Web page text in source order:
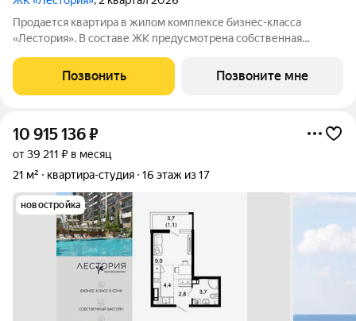
Продается квартира в жилом комплексе бизнес-класса
«Лестория». В составе ЖК предусмотрена собственная
подогреваемыми бассейнами, что соответствуют стандартам
бизнес-класса. Аквазона объединяет взрослый и
Позвонить Позвоните мне
10 915 136₽
от 39 211 ₽ в месяц
21 м²
квартира-студия 16 этаж из 17
новостройка